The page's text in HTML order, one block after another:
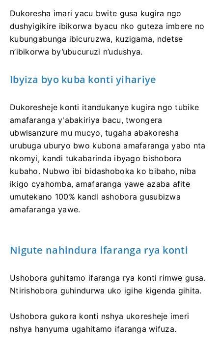
Dukoresha imari yacu bwite gusa kugira ngo
dushyigikire ibikorwa byacu nko guteza imbere no
kubungabunga ibicuruzwa, kuzigama, ndetse
n’ibikorwa by’ubucuruzi n’udushya.
Ibyiza byo kuba konti yihariye
Dukoresheje konti itandukanye kugira ngo tubike
amafaranga y'abakiriya bacu, twongera
ubwisanzure mu mucyo, tugaha abakoresha
urubuga uburyo bwo kubona amafaranga yabo nta
nkomyi, kandi tukabarinda ibyago bishobora
kubaho. Nubwo ibi bidashoboka ko bibaho, niba
ikigo cyahomba, amafaranga yawe azaba afite
umutekano 100% kandi ashobora gusubizwa
amafaranga yawe.
Nigute nahindura ifaranga rya konti
Ushobora guhitamo ifaranga rya konti rimwe gusa.
Ntirishobora guhindurwa uko igihe kigenda gihita.
Ushobora gukora konti nshya ukoresheje imeri
nshya hanyuma ugahitamo ifaranga wifuza.